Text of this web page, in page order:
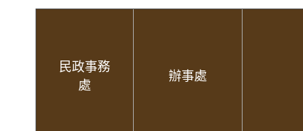
民政事務
處
辦事處